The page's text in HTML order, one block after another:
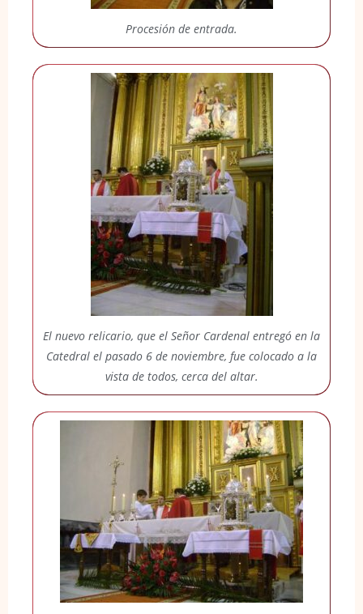
Procesión de entrada.
El nuevo relicario, que el Señor Cardenal entregó en la
Catedral el pasado 6 de noviembre, fue colocado a la
vista de todos, cerca del altar.